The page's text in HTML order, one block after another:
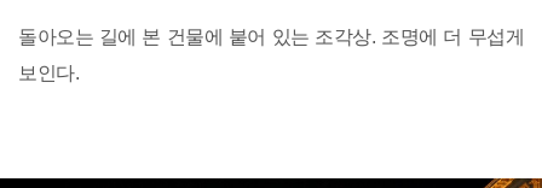
돌아오는 길에 본 건물에 붙어 있는 조각상. 조명에 더 무섭게
보인다.